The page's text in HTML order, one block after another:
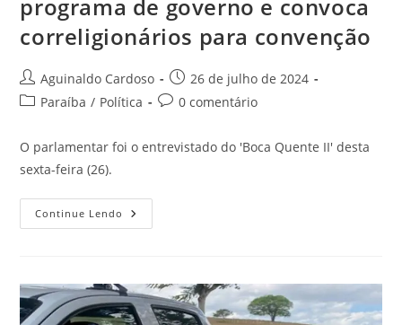
programa de governo e convoca
correligionários para convenção
Aguinaldo Cardoso
26 de julho de 2024
Paraíba / Política 0 comentário
O parlamentar foi o entrevistado do 'Boca Quente II' desta
sexta-feira (26).
Continue Lendo